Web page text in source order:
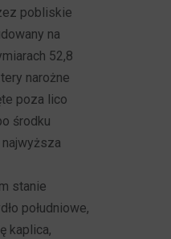
pobliskie
na
52,8
narożne
poza lico
środku
najwyższa
stanie
południowe,
kaplica,